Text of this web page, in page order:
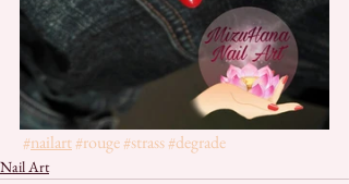
#nailart#rouge#strass#degrade
Nail Art